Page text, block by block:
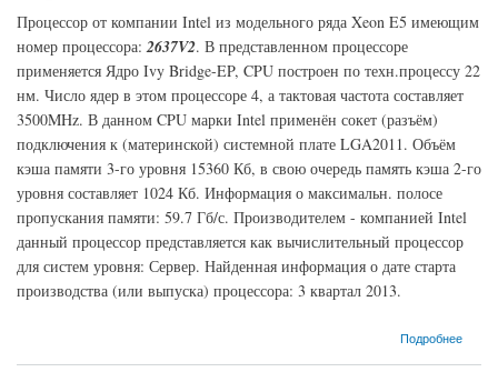
Процессор от компании Intel из модельного ряда Xeon E5 имеющим
номер процессора:2637V2. В представленном процессоре
применяется Ядро Ivy Bridge-EP, CPU построен по техн.процессу 22
нм. Число ядер в этом процессоре 4, а тактовая частота составляет
3500MHz. В данном CPU марки Intel применён сокет (разъём)
подключения к (материнской) системной плате LGA2011. Объём
кэша памяти 3-го уровня 15360 Кб, в свою очередь память кэша 2-го
уровня составляет 1024 Кб. Информация о максимальн. полосе
пропускания памяти: 59.7 Гб/с. Производителем - компанией Intel
данный процессор представляется как вычислительный процессор
для систем уровня: Сервер. Найденная информация о дате старта
производства (или выпуска) процессора: 3 квартал 2013.
Подробнее
о Процессор Intel Xeon E5-2637V2 Ivy Bridge-EP (3500MHz, LGA2011, L3 15360 Кб, L2